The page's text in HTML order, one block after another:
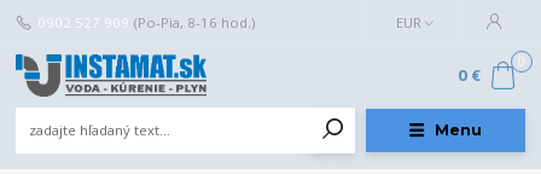
Menu
EUR
0902 527 909 (Po-Pia, 8-16 hod.)
0
0 €